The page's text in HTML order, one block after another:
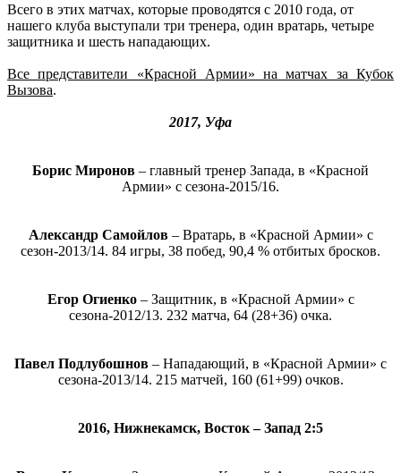
Всего в этих матчах, которые проводятся с 2010 года, от
нашего клуба выступали три тренера, один вратарь, четыре
защитника и шесть нападающих.
Все представители «Красной Армии» на матчах за Кубок
Вызова.
2017, Уфа
Борис Миронов – главный тренер Запада, в «Красной
Армии» с сезона-2015/16.
Александр Самойлов– Вратарь, в «Красной Армии» с
сезон-2013/14. 84 игры, 38 побед, 90,4 % отбитых бросков.
Егор Огиенко– Защитник, в «Красной Армии» с
сезона-2012/13. 232 матча, 64 (28+36) очка.
Павел Подлубошнов – Нападающий, в «Красной Армии» с
сезона-2013/14. 215 матчей, 160 (61+99) очков.
2016, Нижнекамск, Восток – Запад 2:5